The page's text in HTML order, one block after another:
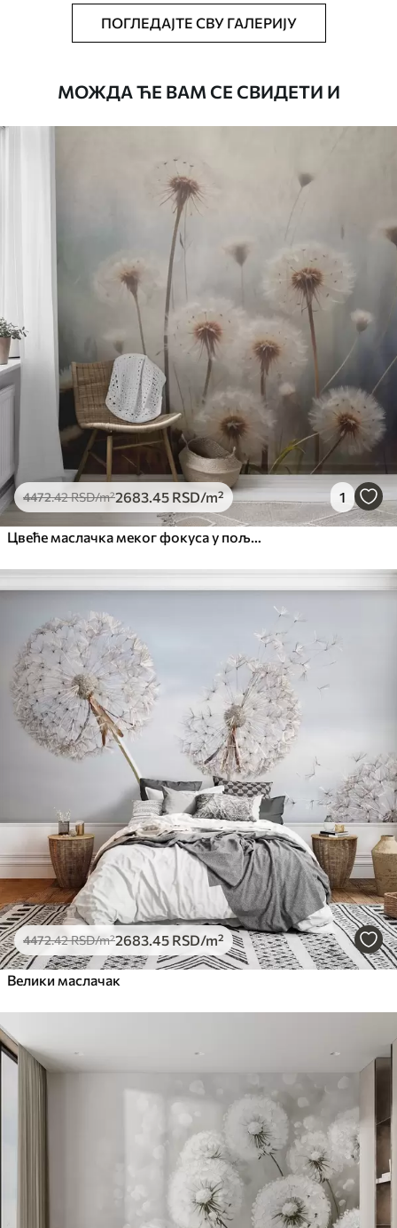
Тапета се може нежно очистити меким
сунђером. Позадине са завршном
водом.
/m²
5525 RSD
Премиум
6333 3800.00 RSD/m²
Peel and Stick
8166.674900.00RSD/m²
ПОГЛЕДАЈТЕ СВУ ГАЛЕРИЈУ
МОЖДА ЋЕ ВАМ СЕ СВИДЕТИ И
4472.42RSD/m²2683.45 RSD/m² 1
Цвеће маслачка меког фокуса у пољу, са замућеном текстурираном позадином пастелних боја
4472.42RSD/m²2683.45 RSD/m²
Велики маслачак